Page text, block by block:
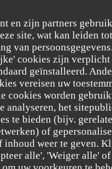
en zijn partners
site, wat kan leiden
van
cookies zijn verplicht
geïnstalleerd.
vereisen uw
cookies worden
analyseren, het
te bieden (bijv.
of
inhoud weer te geven.
alle', 'Weiger alle' of
+ changement
produits basiques à part
tout.
3